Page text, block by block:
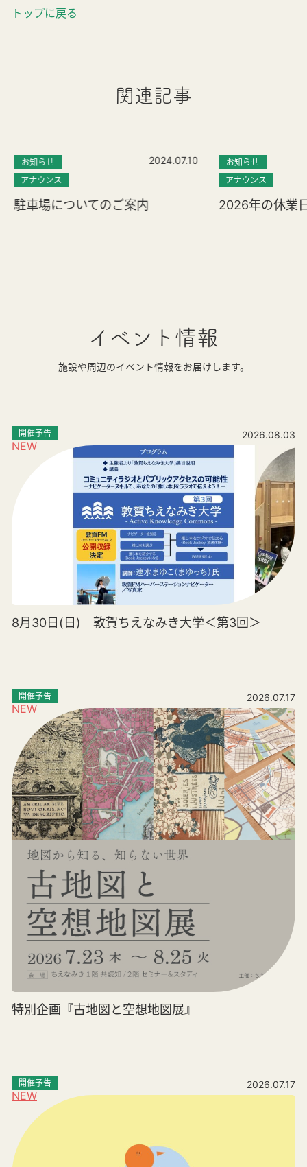
トップに戻る
関連記事
お知らせ
アナウンス
2024.07.10
駐車場についてのご案内
お知らせ
アナウンス
2026年の休業
イベント情報
施設や周辺のイベント情報をお届けします。
NEW
開催予告 2026.08.03
8月30日(日) 敦賀ちえなみき大学＜第3回＞
NEW
開催予告 2026.07.17
特別企画『古地図と空想地図展』
NEW
開催予告 2026.07.17